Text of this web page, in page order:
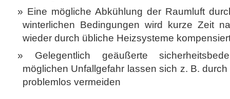
Eine mögliche Abkühlung der Raumluft
winterlichen Bedingungen wird kurze Zeit
wieder durch übliche Heizsysteme
Gelegentlich geäußerte
möglichen Unfallgefahr lassen sich z. B.
problemlos vermeiden